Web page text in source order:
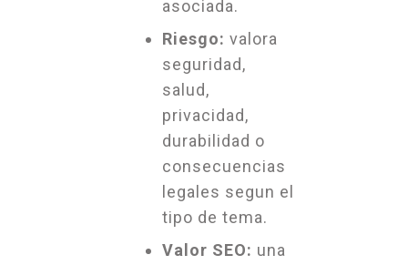
asociada.
Riesgo: valora
seguridad,
salud,
privacidad,
durabilidad o
consecuencias
legales segun el
tipo de tema.
Valor SEO: una